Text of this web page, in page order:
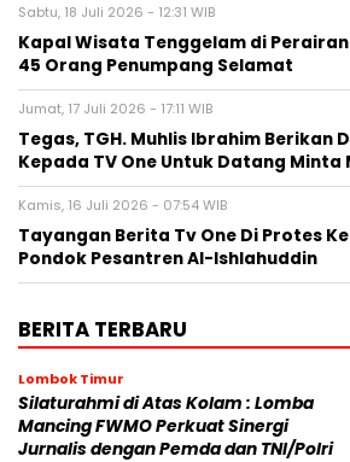
Sabtu, 18 Juli 2026 - 12:31 WIB
Kapal Wisata Tenggelam di
45 Orang Penumpang Selamat
Jumat, 17 Juli 2026 - 17:11 WIB
Tegas, TGH. Muhlis Ibrahim Berikan
Kepada TV One Untuk Datang Minta
Kamis, 16 Juli 2026 - 07:54 WIB
Tayangan Berita Tv One Di Protes
Pondok Pesantren Al-Ishlahuddin
BERITA TERBARU
Lombok Timur
Silaturahmi di Atas Kolam : Lomba
Mancing FWMO Perkuat Sinergi
Jurnalis dengan Pemda dan TNI/Polri